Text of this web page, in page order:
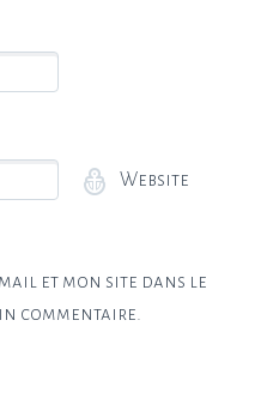
Website
et mon site dans le
commentaire.